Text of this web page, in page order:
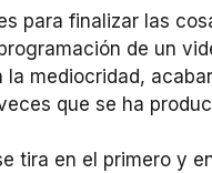
para finalizar las
de un
mediocridad,
que se ha
tira en el primero y